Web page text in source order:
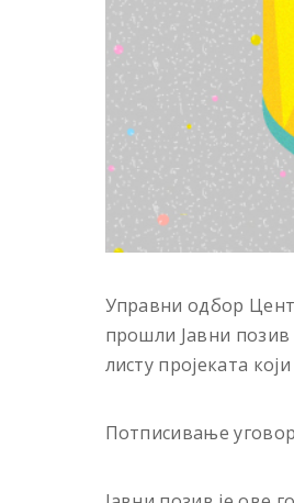
Управни одбор
прошли Јавни позив
листу пројеката
Потписивање